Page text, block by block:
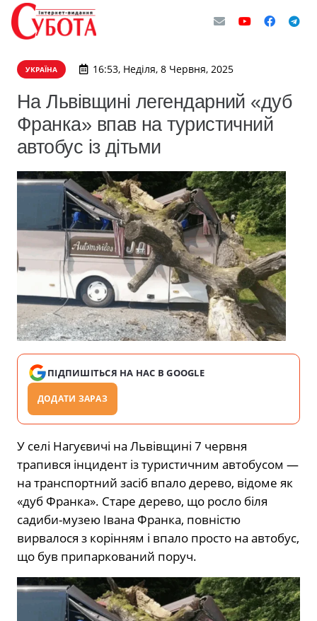
УКРАЇНА 16:53, Неділя, 8 Червня, 2025
На Львівщині легендарний «дуб
Франка» впав на туристичний
автобус із дітьми
ПІДПИШІТЬСЯ НА НАС В GOOGLE
ДОДАТИ ЗАРАЗ
У селі Нагуєвичі на Львівщині 7 червня
трапився інцидент із туристичним автобусом —
на транспортний засіб впало дерево, відоме як
«дуб Франка». Старе дерево, що росло біля
садиби-музею Івана Франка, повністю
вирвалося з корінням і впало просто на автобус,
що був припаркований поруч.